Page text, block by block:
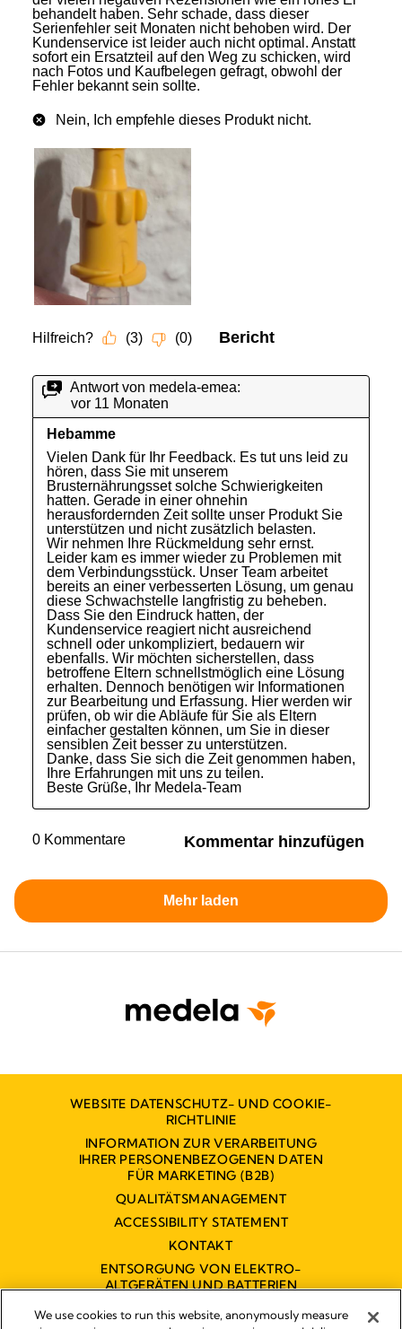
WEBSITE DATENSCHUTZ- UND COOKIE-
RICHTLINIE
INFORMATION ZUR VERARBEITUNG
IHRER PERSONENBEZOGENEN DATEN
FÜR MARKETING (B2B)
QUALITÄTSMANAGEMENT
ACCESSIBILITY STATEMENT
KONTAKT
ENTSORGUNG VON ELEKTRO-
ALTGERÄTEN UND BATTERIEN
BARRIEREFREIHEITSERKLÄRUNG
We use cookies to run this website, anonymously measure